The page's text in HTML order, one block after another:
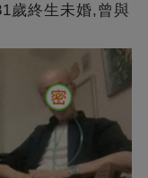
歲終生未婚,曾與